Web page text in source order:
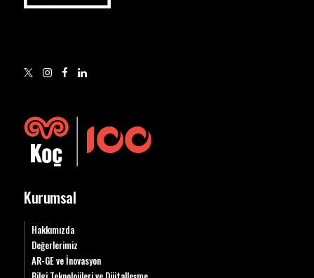
Kurumsal
Hakkımızda
Değerlerimiz
AR-GE ve İnovasyon